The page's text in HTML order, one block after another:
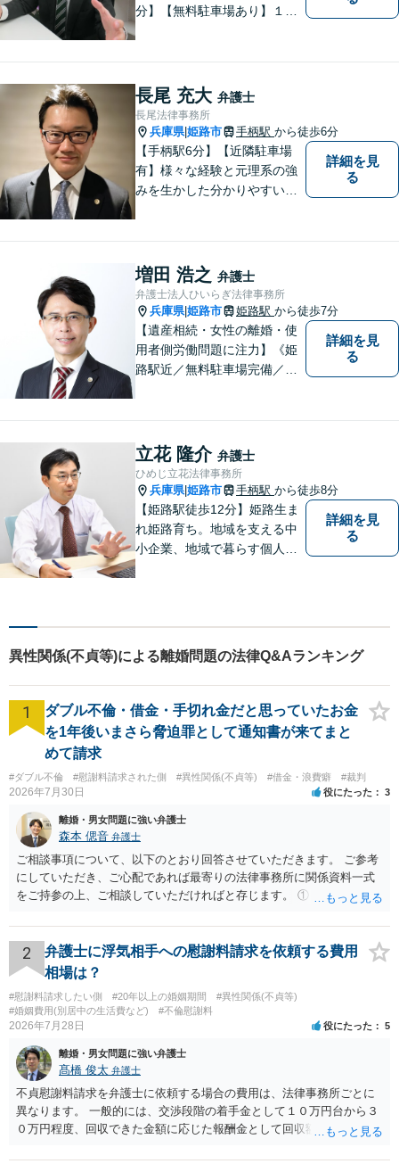
分】【無料駐車場あり】１歩
長尾 充大 弁護士
長尾法律事務所
兵庫県|姫路市 手柄駅 から徒歩6分
【手柄駅6分】【近隣駐車場
有】様々な経験と元理系の強
みを生かした分かりやすい・
すい例を挙げて説明を行いま
す。ぜひご相談ください。
詳細を見
る
増田 浩之 弁護士
弁護士法人ひいらぎ法律事務所
兵庫県|姫路市 姫路駅 から徒歩7分
【遺産相続・女性の離婚・使
用者側労働問題に注力】《姫
路駅近／無料駐車場完備／最
詳細を見
る
立花 隆介 弁護士
ひめじ立花法律事務所
兵庫県|姫路市 手柄駅 から徒歩8分
【姫路駅徒歩12分】姫路生ま
れ姫路育ち。地域を支える中
小企業、地域で暮らす個人に
済など幅広い問題に積極的に
取り組みます。お気軽にご相
談ください。
詳細を見
る
異性関係(不貞等)による離婚問題の法律Q&Aランキング
1
ダブル不倫・借金・手切れ金だと思っていたお金
を1年後いまさら脅迫罪として通知書が来てまと
めて請求
#ダブル不倫 #慰謝料請求された側 #異性関係(不貞等) #借金・浪費癖 #裁判
2026年7月30日 役にたった 3
離婚・男女問題に強い弁護士
森本 偲音 弁護士
ご相談事項について、以下のとおり回答させていただきます。 ご参考
にしていただき、ご心配であれば最寄りの法律事務所に関係資料一式
をご持参の上、ご相談していただければと存じます。 ① このLINEの
される可能性はあるのか ⇒LINEを含む１００万円の貸付に至るまでの
やり取り等の経緯、誓約書の内容等を踏まえて、関係を清算するため
の 金銭であったと評価される可能性はあると考えます。 ② 「今後一
切関与しないなら100万円振り込む」というLINEや誓約書は、裁判上
どの程度証拠価値があるのか ⇒前後のやり取りや誓約書の具体的内容
を見ない限り、具体的な判断はできませんが、一定の証拠価値はある
することは認められるのか。 ⇒おそらく１００万円は不当利得（受け
取る正当な権利がないのに利益を取得した）として返還請求されてい
るものかと推察しますので、 貸金返還ではないかと存じます。 ④ 私
は現在、収入も不安定で貯金もなくリボ払い借金が既に約100万あり。
今年に再婚したが主人はお金に厳しい為、一括で220万円を支払う事は
か。 ⇒判決となり敗訴してしまった場合は、強制執行により不動産等
2
弁護士に浮気相手への慰謝料請求を依頼する費用
相場は？
#慰謝料請求したい側 #20年以上の婚姻期間
#異性関係(不貞等)
#婚姻費用(別居中の生活費など)
#不倫慰謝料
2026年7月28日 役にたった 5
離婚・男女問題に強い弁護士
髙橋 俊太 弁護士
不貞慰謝料請求を弁護士に依頼する場合の費用は、法律事務所ごとに
異なります。 一般的には、交渉段階の着手金として１０万円台から３
０万円程度、回収できた金額に応じた報酬金として回収額の１０％か
には、追加着手金や日当、実費が発生することもあります。 もっと